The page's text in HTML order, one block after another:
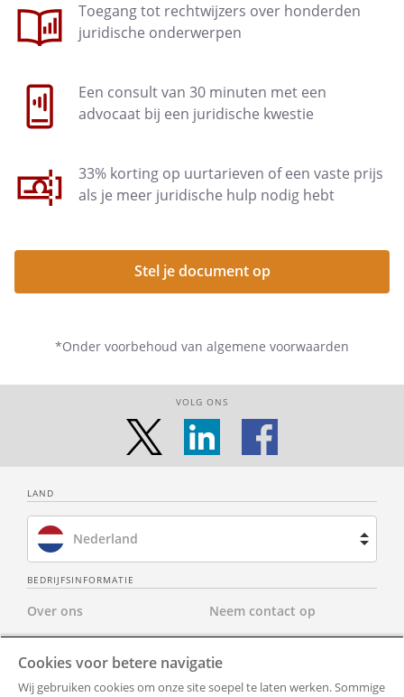
Toegang tot rechtwijzers over honderden
juridische onderwerpen
Een consult van 30 minuten met een
advocaat bij een juridische kwestie
33% korting op uurtarieven of een vaste prijs
als je meer juridische hulp nodig hebt
Stel je document op
*Onder voorbehoud van algemene voorwaarden
VOLG ONS
LAND
Nederland
Brazilië
Spanje
Frankrijk
BEDRIJFSINFORMATIE
Over ons
Gebruiksvoorwaarden
Neem contact op
Toegankelijkheid
Cookies voor betere navigatie
Wij gebruiken cookies om onze site soepel te laten werken. Sommige